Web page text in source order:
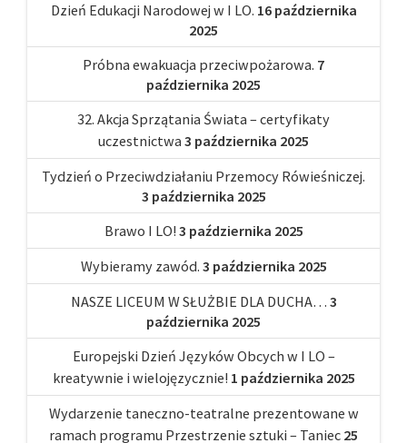
Dzień Edukacji Narodowej w I LO. 16 października
2025
Próbna ewakuacja przeciwpożarowa. 7
października 2025
32. Akcja Sprzątania Świata – certyfikaty
uczestnictwa 3 października 2025
Tydzień o Przeciwdziałaniu Przemocy Rówieśniczej.
3 października 2025
Brawo I LO! 3 października 2025
Wybieramy zawód. 3 października 2025
NASZE LICEUM W SŁUŻBIE DLA DUCHA… 3
października 2025
Europejski Dzień Języków Obcych w I LO –
kreatywnie i wielojęzycznie! 1 października 2025
Wydarzenie taneczno-teatralne prezentowane w
ramach programu Przestrzenie sztuki – Taniec 25